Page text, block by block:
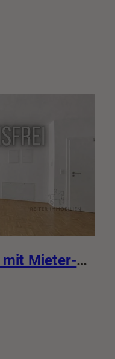
Petersberg: Schluss mit Mieter-Lotto: Diese 3-Zimmer-Perle mit Balkon bringt Top-Mieter gleich mit